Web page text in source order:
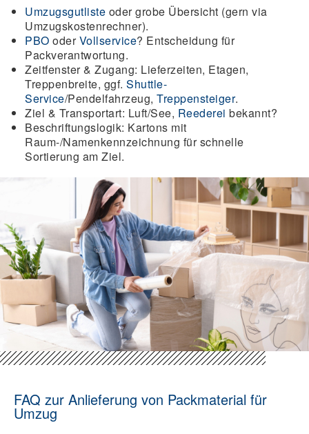
Umzugsgutliste oder grobe Übersicht (gern via
Umzugskostenrechner).
PBO oderVollservice? Entscheidung für
Packverantwortung.
Zeitfenster & Zugang: Lieferzeiten, Etagen,
Treppenbreite, ggf. Shuttle-
Service/Pendelfahrzeug, Treppensteiger.
Ziel & Transportart: Luft/See, Reederei bekannt?
Beschriftungslogik: Kartons mit
Raum-/Namenkennzeichnung für schnelle
Sortierung am Ziel.
FAQ zur Anlieferung von Packmaterial für
Umzug